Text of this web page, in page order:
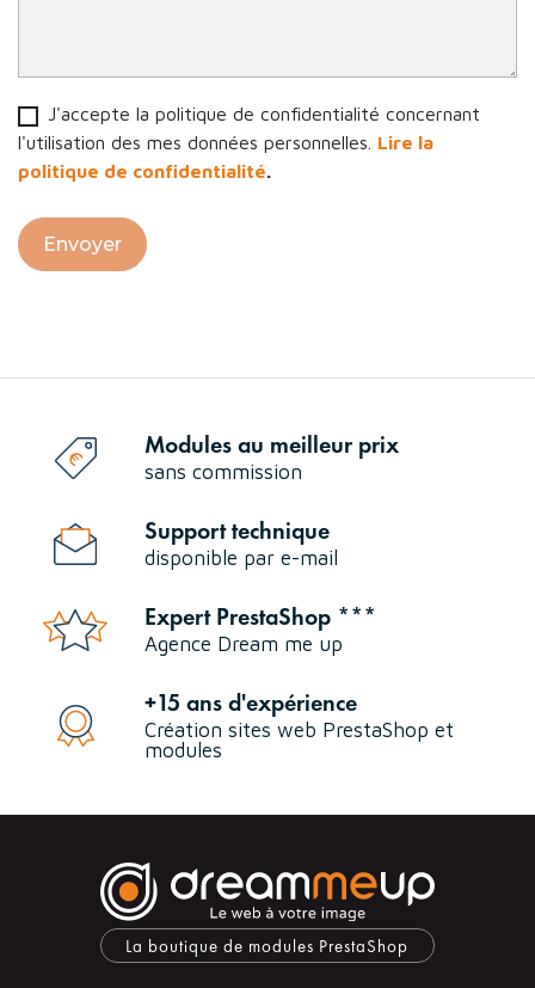
J'accepte la politique de confidentialité concernant
l'utilisation des mes données personnelles. Lire la
politique de confidentialité.
Modules au meilleur prix
sans commission
Support technique
disponible par e-mail
Expert PrestaShop ***
Agence Dream me up
+15 ans d'expérience
Création sites web PrestaShop et
modules
La boutique de modules PrestaShop